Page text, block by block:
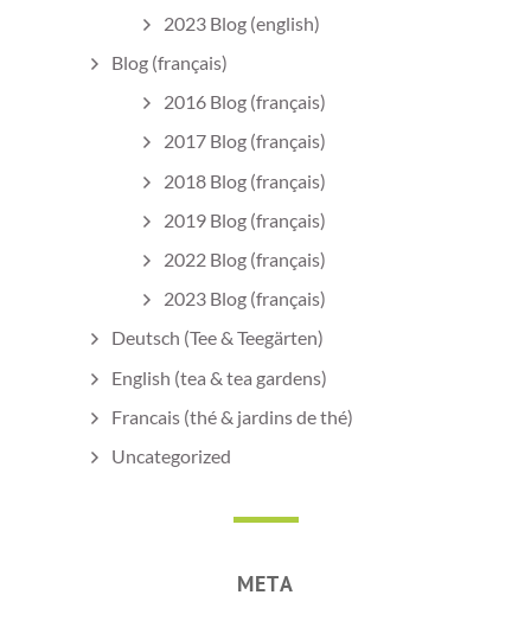
2023 Blog (english)
Blog (français)
2016 Blog (français)
2017 Blog (français)
2018 Blog (français)
2019 Blog (français)
2022 Blog (français)
2023 Blog (français)
Deutsch (Tee & Teegärten)
English (tea & tea gardens)
Francais (thé & jardins de thé)
Uncategorized
META